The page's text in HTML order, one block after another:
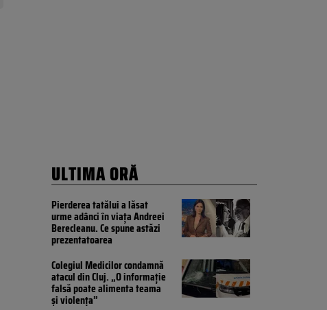
ULTIMA ORĂ
Pierderea tatălui a lăsat
urme adânci în viața Andreei
Berecleanu. Ce spune astăzi
prezentatoarea
Colegiul Medicilor condamnă
atacul din Cluj. „O informație
falsă poate alimenta teama
și violența”